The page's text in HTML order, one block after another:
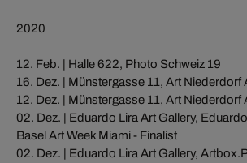
2020
12. Feb. | Halle 622, Photo Schweiz 19
16. Dez. | Münstergasse 11, Art Niederdorf
12. Dez. | Münstergasse 11, Art Niederdorf
02. Dez. | Eduardo Lira Art Gallery,
Basel Art Week Miami - Finalist
02. Dez. | Eduardo Lira Art Gallery,